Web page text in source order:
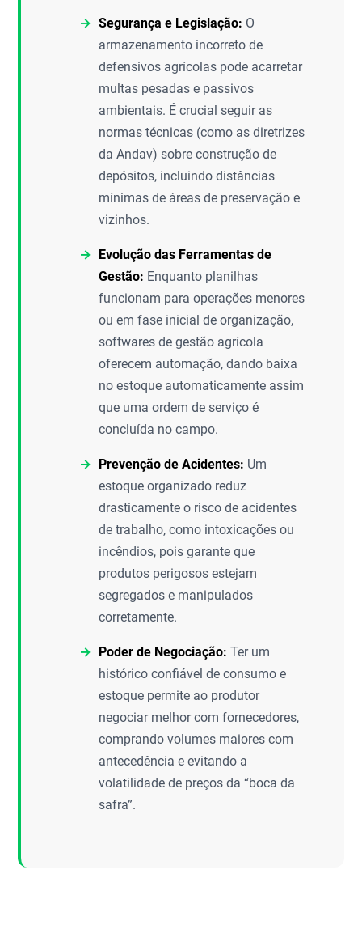
Segurança e Legislação: O
armazenamento incorreto de
defensivos agrícolas pode acarretar
multas pesadas e passivos
ambientais. É crucial seguir as
normas técnicas (como as diretrizes
da Andav) sobre construção de
depósitos, incluindo distâncias
mínimas de áreas de preservação e
vizinhos.
Evolução das Ferramentas de
Gestão: Enquanto planilhas
funcionam para operações menores
ou em fase inicial de organização,
softwares de gestão agrícola
oferecem automação, dando baixa
no estoque automaticamente assim
que uma ordem de serviço é
concluída no campo.
Prevenção de Acidentes: Um
estoque organizado reduz
drasticamente o risco de acidentes
de trabalho, como intoxicações ou
incêndios, pois garante que
produtos perigosos estejam
segregados e manipulados
corretamente.
Poder de Negociação: Ter um
histórico confiável de consumo e
estoque permite ao produtor
negociar melhor com fornecedores,
comprando volumes maiores com
antecedência e evitando a
volatilidade de preços da “boca da
safra”.